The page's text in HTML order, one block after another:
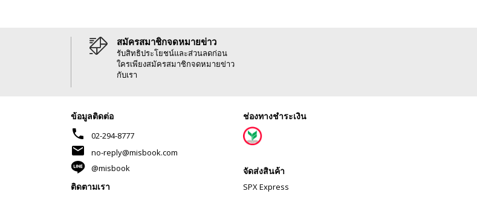
สมัครสมาชิกจดหมายข่าว
รับสิทธิประโยชน์และส่วนลดก่อน
ใครเพียงสมัครสมาชิกจดหมายข่าว
กับเรา
ข้อมูลติดต่อ
phone 02-294-8777
mail
no-reply@misbook.com
@misbook
ติดตามเรา
ช่องทางชำระเงิน
จัดส่งสินค้า
SPX Express